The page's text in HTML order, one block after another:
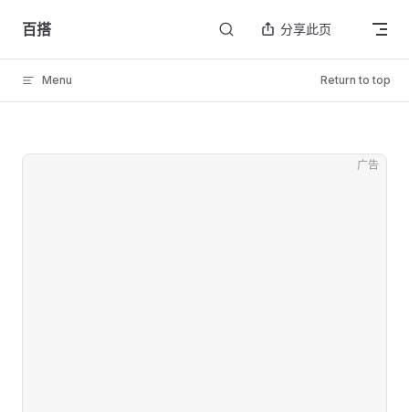
Skip to content
百搭 分享此页
Menu Return to top
广告